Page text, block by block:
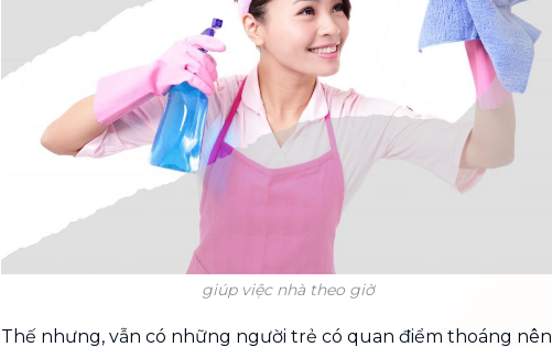
giúp việc nhà theo giờ
Thế nhưng, vẫn có những người trẻ có quan điểm thoáng nên